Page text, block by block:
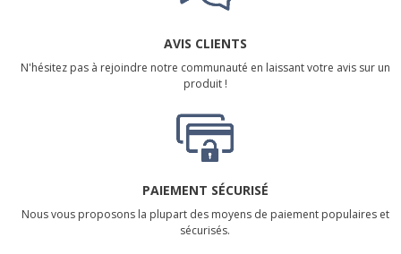
AVIS CLIENTS
N'hésitez pas à rejoindre notre communauté en laissant votre avis sur un
produit !
PAIEMENT SÉCURISÉ
Nous vous proposons la plupart des moyens de paiement populaires et
sécurisés.